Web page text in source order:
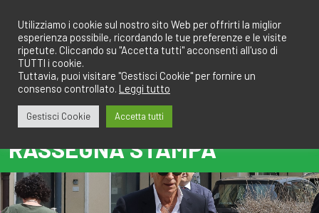
contenuto
RASSEGNA STAMPA
Utilizziamo i cookie sul nostro sito Web per offrirti la miglior
esperienza possibile, ricordando le tue preferenze e le visite
ripetute. Cliccando su "Accetta tutti" acconsenti all'uso di
TUTTI i cookie.
Tuttavia, puoi visitare "Gestisci Cookie" per fornire un
consenso controllato. Leggi tutto
Gestisci Cookie Accetta tutti